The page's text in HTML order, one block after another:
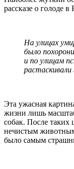
рассказе о голоде
На улицах
было
и по улицам
растаскивали
Эта ужасная
жизни лишь
собак. После таких
нечистым
было самым